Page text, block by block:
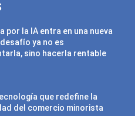
por la IA entra en una nueva
ya no es
sino hacerla rentable
que redefine la
del comercio minorista